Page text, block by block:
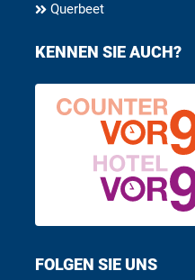
Querbeet
KENNEN SIE AUCH?
FOLGEN SIE UNS